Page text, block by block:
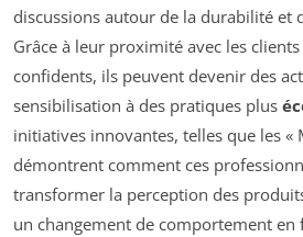
discussions autour de la durabilité et
Grâce à leur proximité avec les
confidents, ils peuvent devenir des
sensibilisation à des pratiques plus
initiatives innovantes, telles que les «
démontrent comment ces
transformer la perception des
un changement de comportement en